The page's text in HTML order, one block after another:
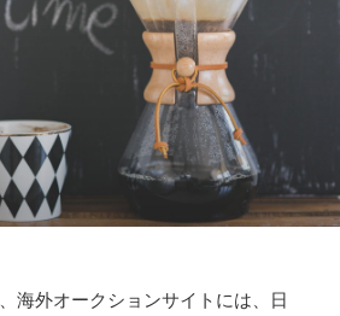
海外オークションサイトには、日